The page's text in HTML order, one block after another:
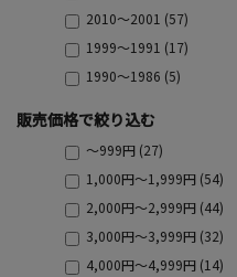
2010～2001 (57)
1999～1991 (17)
1990～1986 (5)
販売価格で絞り込む
～999円 (27)
1,000円～1,999円 (54)
2,000円～2,999円 (44)
3,000円～3,999円 (32)
4,000円～4,999円 (14)